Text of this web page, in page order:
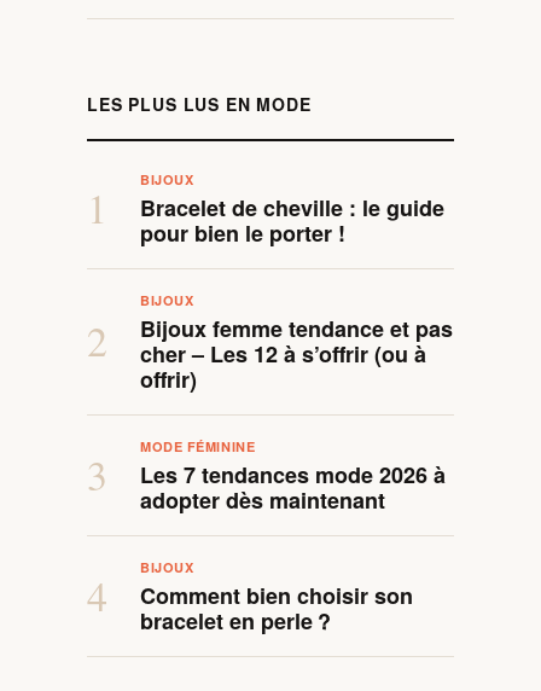
LES PLUS LUS EN MODE
1
BIJOUX
Bracelet de cheville : le guide
pour bien le porter !
2
BIJOUX
Bijoux femme tendance et pas
cher – Les 12 à s’offrir (ou à
offrir)
3
MODE FÉMININE
Les 7 tendances mode 2026 à
adopter dès maintenant
4
BIJOUX
Comment bien choisir son
bracelet en perle ?